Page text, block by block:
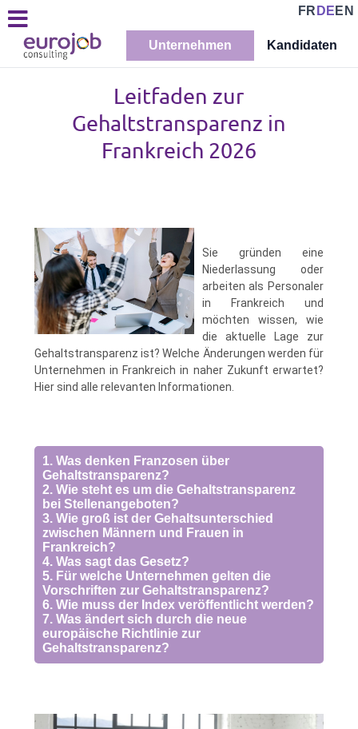
FR DE EN
Unternehmen Kandidaten
Leitfaden zur
Gehaltstransparenz in
Frankreich 2026
Sie gründen eine
Niederlassung oder
arbeiten als Personaler
in Frankreich und
möchten wissen, wie
die aktuelle Lage zur
Gehaltstransparenz ist? Welche Änderungen werden für
Unternehmen in Frankreich in naher Zukunft erwartet?
Hier sind alle relevanten Informationen.
1. Was denken Franzosen über
Gehaltstransparenz?
2. Wie steht es um die Gehaltstransparenz
bei Stellenangeboten?
3. Wie groß ist der Gehaltsunterschied
zwischen Männern und Frauen in
Frankreich?
4. Was sagt das Gesetz?
5. Für welche Unternehmen gelten die
Vorschriften zur Gehaltstransparenz?
6. Wie muss der Index veröffentlicht werden?
7. Was ändert sich durch die neue
europäische Richtlinie zur
Gehaltstransparenz?